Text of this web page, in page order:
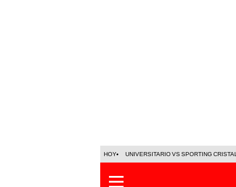
HOY UNIVERSITARIO VS SPORTING CRISTAL